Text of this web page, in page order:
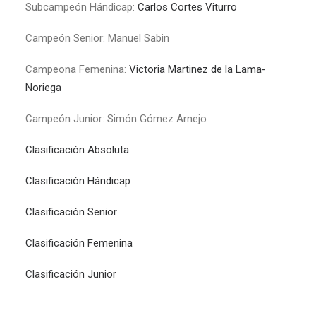
Subcampeón Hándicap: Carlos Cortes Viturro
Campeón Senior: Manuel Sabin
Campeona Femenina: Victoria Martinez de la Lama-
Noriega
Campeón Junior: Simón Gómez Arnejo
Clasificación Absoluta
Clasificación Hándicap
Clasificación Senior
Clasificación Femenina
Clasificación Junior